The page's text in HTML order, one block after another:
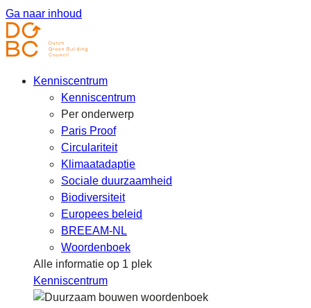
Ga naar inhoud
Kenniscentrum
Kenniscentrum
Per onderwerp
Paris Proof
Circulariteit
Klimaatadaptie
Sociale duurzaamheid
Biodiversiteit
Europees beleid
BREEAM-NL
Woordenboek
Alle informatie op 1 plek
Kenniscentrum